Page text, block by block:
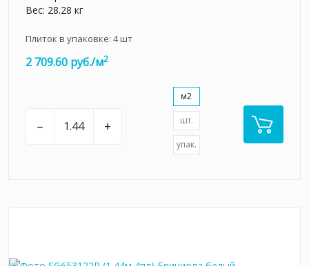
Вес: 28.28 кг
Плиток в упаковке: 4шт
2 709.60 руб./м2
– +
м2
шт.
упак.